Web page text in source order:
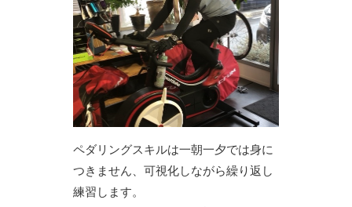
ペダリングスキルは一朝一夕では身に
つきません、可視化しながら繰り返し
練習します。